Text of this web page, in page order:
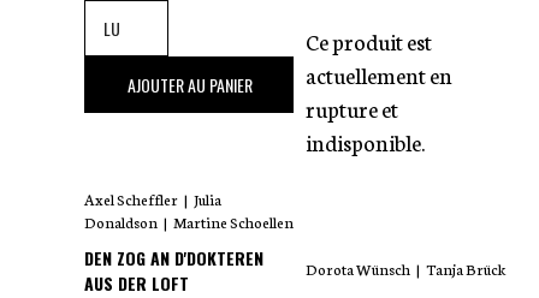
,00 €AJOUTER AU PANIER
Axel Scheffler | Julia
Donaldson | Martine Schoellen
DEN ZOG AN D'DOKTEREN
AUS DER LOFT
Ce produit est
actuellement en
rupture et
indisponible.
Dorota Wünsch | Tanja Brück